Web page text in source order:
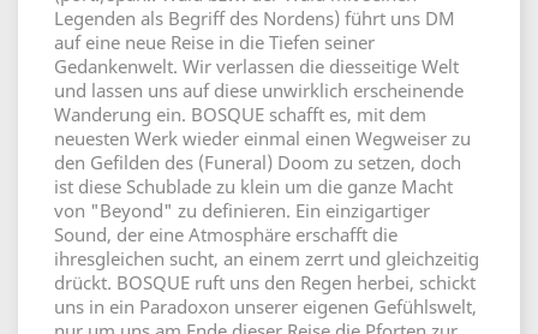
Legenden als Begriff des Nordens) führt uns DM
auf eine neue Reise in die Tiefen seiner
Gedankenwelt. Wir verlassen die diesseitige Welt
und lassen uns auf diese unwirklich erscheinende
Wanderung ein. BOSQUE schafft es, mit dem
neuesten Werk wieder einmal einen Wegweiser zu
den Gefilden des (Funeral) Doom zu setzen, doch
ist diese Schublade zu klein um die ganze Macht
von "Beyond" zu definieren. Ein einzigartiger
Sound, der eine Atmosphäre erschafft die
ihresgleichen sucht, an einem zerrt und gleichzeitig
drückt. BOSQUE ruft uns den Regen herbei, schickt
uns in ein Paradoxon unserer eigenen Gefühlswelt,